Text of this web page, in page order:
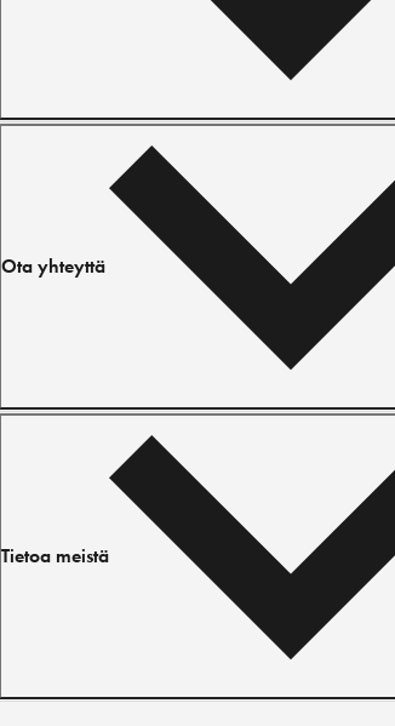
Ota yhteyttä
Tietoa meistä